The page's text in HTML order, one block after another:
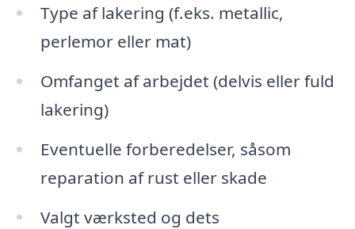
Type af lakering (f.eks. metallic,
perlemor eller mat)
Omfanget af arbejdet (delvis eller fuld
lakering)
Eventuelle forberedelser, såsom
reparation af rust eller skade
Valgt værksted og dets